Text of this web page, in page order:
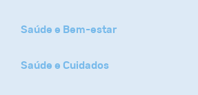
Saúde e Bem-estar
Saúde e Cuidados